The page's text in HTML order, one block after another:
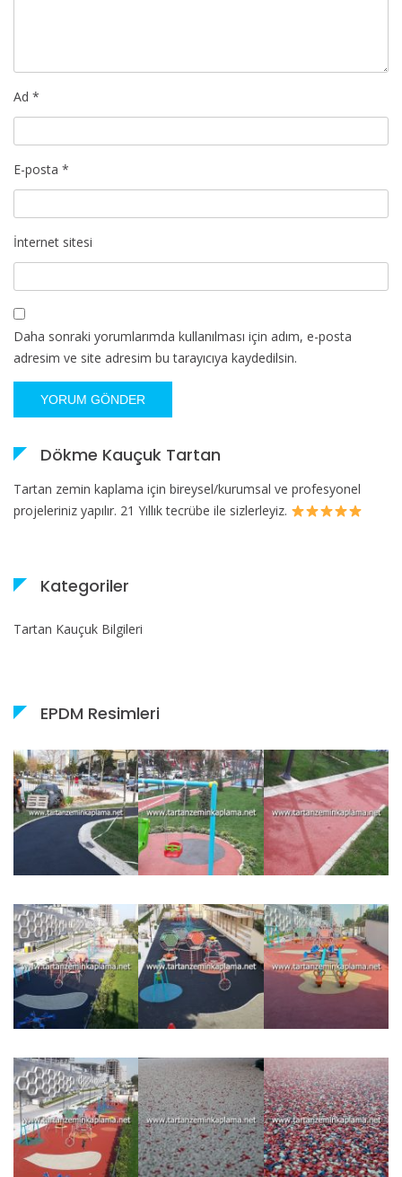
Ad *
E-posta *
İnternet sitesi
Daha sonraki yorumlarımda kullanılması için adım, e-posta
adresim ve site adresim bu tarayıcıya kaydedilsin.
Dökme Kauçuk Tartan
Tartan zemin kaplama için bireysel/kurumsal ve profesyonel
projeleriniz yapılır. 21 Yıllık tecrübe ile sizlerleyiz.
Kategoriler
Tartan Kauçuk Bilgileri
EPDM Resimleri